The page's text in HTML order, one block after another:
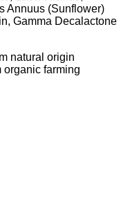
Annuus (Sunflower)
Gamma Decalactone
natural origin
organic farming